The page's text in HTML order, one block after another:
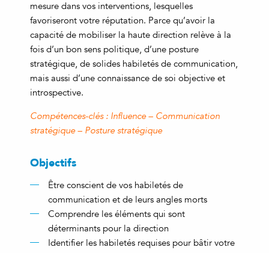
mesure dans vos interventions, lesquelles
favoriseront votre réputation. Parce qu’avoir la
capacité de mobiliser la haute direction relève à la
fois d’un bon sens politique, d’une posture
stratégique, de solides habiletés de communication,
mais aussi d’une connaissance de soi objective et
introspective.
Compétences-clés : Influence – Communication
stratégique – Posture stratégique
Objectifs
Être conscient de vos habiletés de
communication et de leurs angles morts
Comprendre les éléments qui sont
déterminants pour la direction
Identifier les habiletés requises pour bâtir votre